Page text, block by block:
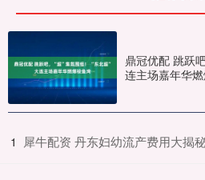
鼎冠优配 跳跃
连主场嘉年华
1 犀牛配资 丹东妇幼流产费用大揭